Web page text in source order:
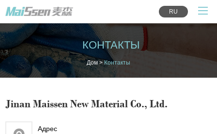
RU
КОНТАКТЫ
Дом> Контакты
Jinan Maissen New Material Co., Ltd.
Адрес